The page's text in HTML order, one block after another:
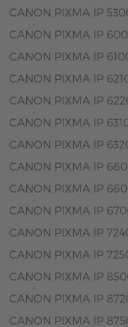
CANON PIXMA IP
CANON PIXMA IP
CANON PIXMA IP
CANON PIXMA IP
CANON PIXMA IP
CANON PIXMA IP
CANON PIXMA IP
CANON PIXMA IP
CANON PIXMA IP
CANON PIXMA IP
CANON PIXMA IP
CANON PIXMA IP
CANON PIXMA IP
CANON PIXMA IP
CANON PIXMA IP